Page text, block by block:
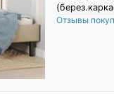
Отзывы